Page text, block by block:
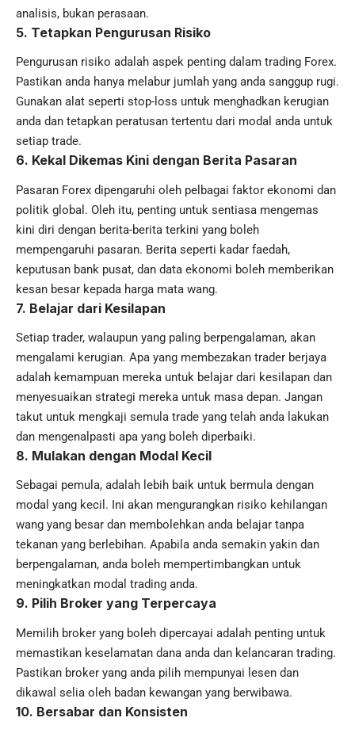
analisis, bukan perasaan.
5. Tetapkan Pengurusan Risiko
Pengurusan risiko adalah aspek penting dalam trading Forex.
Pastikan anda hanya melabur jumlah yang anda sanggup rugi.
Gunakan alat seperti stop-loss untuk menghadkan kerugian
anda dan tetapkan peratusan tertentu dari modal anda untuk
setiap trade.
6. Kekal Dikemas Kini dengan Berita Pasaran
Pasaran Forex dipengaruhi oleh pelbagai faktor ekonomi dan
politik global. Oleh itu, penting untuk sentiasa mengemas
kini diri dengan berita-berita terkini yang boleh
mempengaruhi pasaran. Berita seperti kadar faedah,
keputusan bank pusat, dan data ekonomi boleh memberikan
kesan besar kepada harga mata wang.
7. Belajar dari Kesilapan
Setiap trader, walaupun yang paling berpengalaman, akan
mengalami kerugian. Apa yang membezakan trader berjaya
adalah kemampuan mereka untuk belajar dari kesilapan dan
menyesuaikan strategi mereka untuk masa depan. Jangan
takut untuk mengkaji semula trade yang telah anda lakukan
dan mengenalpasti apa yang boleh diperbaiki.
8. Mulakan dengan Modal Kecil
Sebagai pemula, adalah lebih baik untuk bermula dengan
modal yang kecil. Ini akan mengurangkan risiko kehilangan
wang yang besar dan membolehkan anda belajar tanpa
tekanan yang berlebihan. Apabila anda semakin yakin dan
berpengalaman, anda boleh mempertimbangkan untuk
meningkatkan modal trading anda.
9. Pilih Broker yang Terpercaya
Memilih broker yang boleh dipercayai adalah penting untuk
memastikan keselamatan dana anda dan kelancaran trading.
Pastikan broker yang anda pilih mempunyai lesen dan
dikawal selia oleh badan kewangan yang berwibawa.
10. Bersabar dan Konsisten